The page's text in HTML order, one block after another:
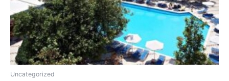
Uncategorized